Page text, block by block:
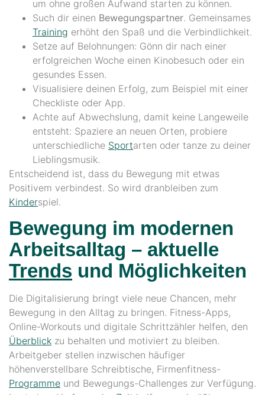
um ohne großen Aufwand starten zu können.
Such dir einen Bewegungspartner. Gemeinsames
Training erhöht den Spaß und die Verbindlichkeit.
Setze auf Belohnungen: Gönn dir nach einer
erfolgreichen Woche einen Kinobesuch oder ein
gesundes Essen.
Visualisiere deinen Erfolg, zum Beispiel mit einer
Checkliste oder App.
Achte auf Abwechslung, damit keine Langeweile
entsteht: Spaziere an neuen Orten, probiere
unterschiedliche Sportarten oder tanze zu deiner
Lieblingsmusik.
Entscheidend ist, dass du Bewegung mit etwas
Positivem verbindest. So wird dranbleiben zum
Kinderspiel.
Bewegung im modernen
Arbeitsalltag – aktuelle
Trends und Möglichkeiten
Die Digitalisierung bringt viele neue Chancen, mehr
Bewegung in den Alltag zu bringen. Fitness-Apps,
Online-Workouts und digitale Schrittzähler helfen, den
Überblick zu behalten und motiviert zu bleiben.
Arbeitgeber stellen inzwischen häufiger
höhenverstellbare Schreibtische, Firmenfitness-
Programme und Bewegungs-Challenges zur Verfügung.